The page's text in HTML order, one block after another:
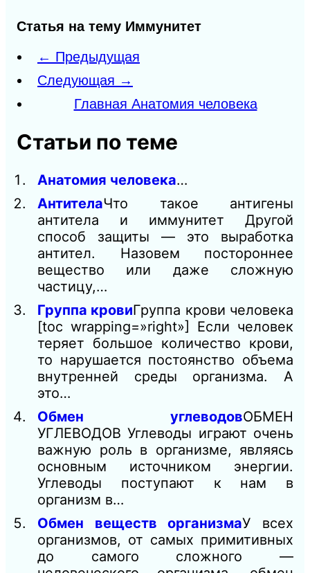
Статья на тему Иммунитет
← Предыдущая
Следующая →
Главная Анатомия человека
Статьи по теме
Анатомия человека…
АнтителаЧто такое антигены
антитела и иммунитет Другой
способ защиты — это выработка
антител. Назовем постороннее
вещество или даже сложную
частицу,…
Группа кровиГруппа крови человека
[toc wrapping=»right»] Если человек
теряет большое количество крови,
то нарушается постоянство объема
внутренней среды организма. А
это…
Обмен углеводовОБМЕН
УГЛЕВОДОВ Углеводы играют очень
важную роль в организме, являясь
основным источником энергии.
Углеводы поступают к нам в
организм в…
Обмен веществ организмаУ всех
организмов, от самых примитивных
до самого сложного —